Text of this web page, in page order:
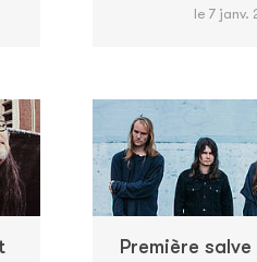
le 7 janv.
Première